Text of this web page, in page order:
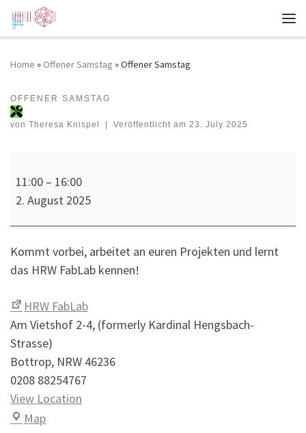
Zum Inhalt springen
Home » Offener Samstag »Offener Samstag
OFFENER SAMSTAG
von Theresa Knispel | Veröffentlicht am 23. July 2025
11:00 – 16:00
2. August 2025
Kommt vorbei, arbeitet an euren Projekten und lernt
das HRW FabLab kennen!
HRW FabLab
Am Vietshof 2-4 (formerly Kardinal Hengsbach-
Strasse)
Bottrop, NRW 46236
0208 88254767
View Location
MapHRW FabLab